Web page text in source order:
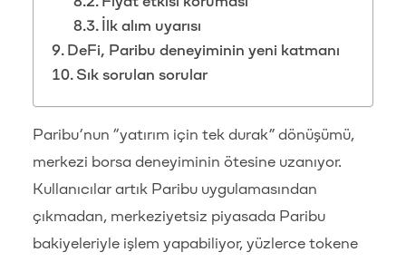
İlk alım uyarısı
DeFi, Paribu deneyiminin yeni katmanı
Sık sorulan sorular
Paribu’nun “yatırım için tek durak” dönüşümü,
merkezi borsa deneyiminin ötesine uzanıyor.
Kullanıcılar artık Paribu uygulamasından
çıkmadan, merkeziyetsiz piyasada Paribu
bakiyeleriyle işlem yapabiliyor, yüzlerce tokene